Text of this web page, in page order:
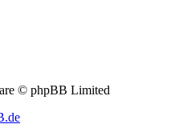
© phpBB Limited